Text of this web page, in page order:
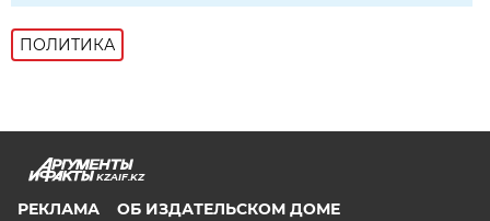
ПОЛИТИКА
KZAIF.KZ
РЕКЛАМА
ОБ ИЗДАТЕЛЬСКОМ ДОМЕ